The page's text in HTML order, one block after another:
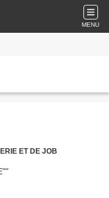
MENU
ET DE JOB